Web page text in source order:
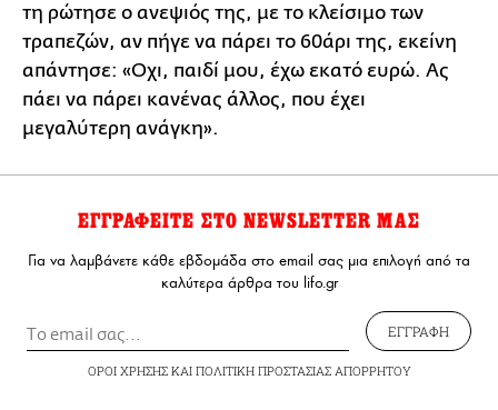
τη ρώτησε ο ανεψιός της, με το κλείσιμο των
τραπεζών, αν πήγε να πάρει το 60άρι της, εκείνη
απάντησε: «Οχι, παιδί μου, έχω εκατό ευρώ. Ας
πάει να πάρει κανένας άλλος, που έχει
μεγαλύτερη ανάγκη».
ΕΓΓΡΑΦΕΙΤΕ ΣΤΟ NEWSLETTER ΜΑΣ
Για να λαμβάνετε κάθε εβδομάδα στο email σας μια επιλογή από τα
καλύτερα άρθρα του lifo.gr
ΕΓΓΡΑΦΗ
ΟΡΟΙ ΧΡΗΣΗΣΚΑΙ ΠΟΛΙΤΙΚΗ ΠΡΟΣΤΑΣΙΑΣ ΑΠΟΡΡΗΤΟΥ